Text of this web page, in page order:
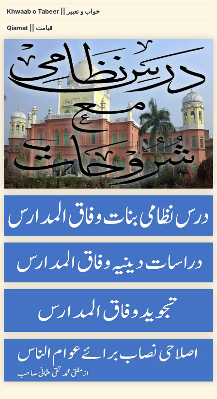
Khwaab o Tabeer || خواب و تعبیر
Qiamat || قیامت